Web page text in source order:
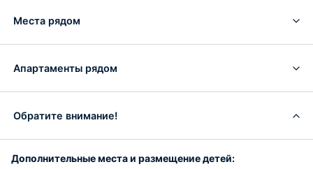
Места рядом
Апартаменты рядом
Обратите внимание!
Дополнительные места и размещение детей: